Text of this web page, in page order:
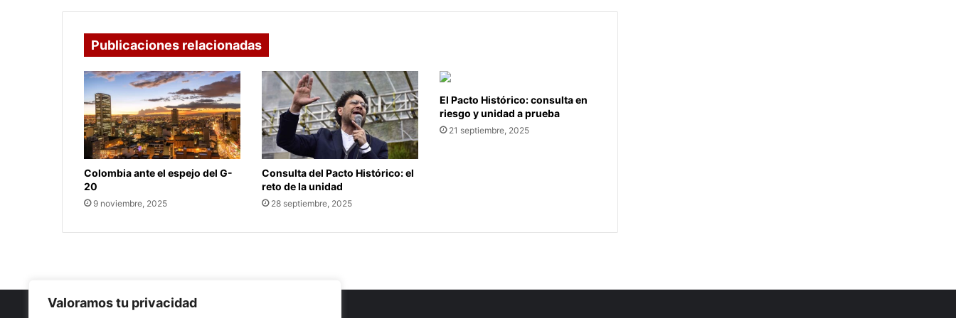
Valoramos tu privacidad
Publicaciones relacionadas
Colombia ante el espejo del G-
20
9 noviembre, 2025
Consulta del Pacto Histórico: el
reto de la unidad
28 septiembre, 2025
El Pacto Histórico: consulta en
riesgo y unidad a prueba
21 septiembre, 2025